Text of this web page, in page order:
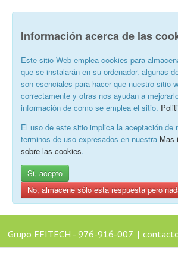
Información acerca de las
Este sitio Web emplea cookies para
que se instalarán en su ordenador. algunas
son esenciales para hacer que nuestro sitio
correctamente y otras nos ayudan a
información de como se emplea el sitio.
El uso de este sitio implica la aceptación de
terminos de uso expresados en nuestra Mas
sobre las cookies.
Si, acepto
No, almacene sólo esta respuesta pero
Grupo EFITECH - 976-916-007 |